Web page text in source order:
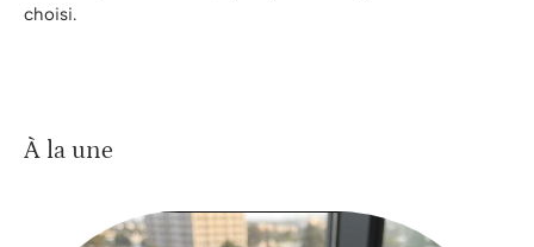
choisi.
À la une